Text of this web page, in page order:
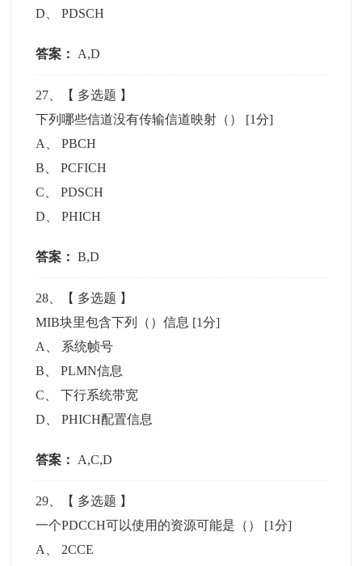
D 、PDSCH
答案： A,D
27 、【 多选题 】
下列哪些信道没有传输信道映射（） [1分]
A
、PBCH
B 、PCFICH
C 、PDSCH
D 、PHICH
答案： B,D
28 、【 多选题 】
MIB块里包含下列（）信息 [1分]
A
系统帧号
B 、PLMN信息
C 、下行系统带宽
D 、PHICH配置信息
答案： A,C,D
29 、【 多选题 】
一个PDCCH可以使用的资源可能是（） [1分]
A
2CCE